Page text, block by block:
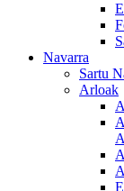
Navarra
Sartu
Arloak